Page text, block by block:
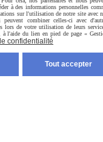
Paiement sécurisé
à des informations personnelles
sur l'utilisation de notre site avec
combiner celles-ci avec
lors de votre utilisation de leurs
à l'aide du lien en pied de page «
confidentialité
Tout accepter